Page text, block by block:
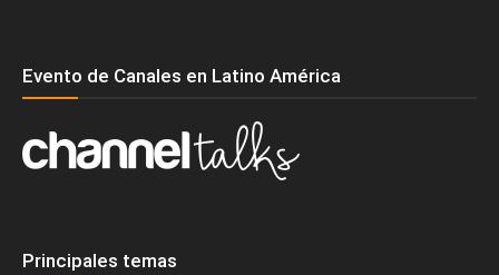
Evento de Canales en Latino América
Principales temas